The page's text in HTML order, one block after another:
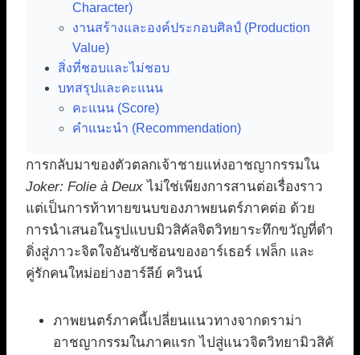
Character)
งานสร้างและองค์ประกอบศิลป์ (Production
Value)
สิ่งที่ชอบและไม่ชอบ
บทสรุปและคะแนน
คะแนน (Score)
คำแนะนำ (Recommendation)
การกลับมาของตัวตลกเจ้าชายแห่งอาชญากรรมใน
Joker: Folie à Deux ไม่ใช่เพียงการสานต่อเรื่องราว
แต่เป็นการท้าทายขนบของภาพยนตร์ภาคต่อ ด้วย
การนำเสนอในรูปแบบมิวสิคัลจิตวิทยาระทึกขวัญที่ดำ
ดิ่งสู่ภาวะจิตใจอันซับซ้อนของอาร์เธอร์ เฟล็ก และ
คู่รักคนใหม่อย่างฮาร์ลีย์ ควินน์
ภาพยนตร์ภาคนี้เปลี่ยนแนวทางจากดราม่า
อาชญากรรมในภาคแรก ไปสู่แนวจิตวิทยามิวสิคั